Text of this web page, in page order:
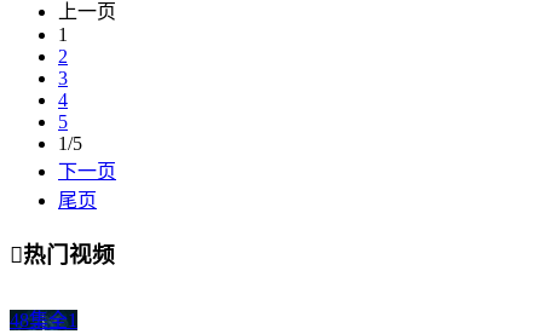
上一页
1
2
3
4
5
1/5
下一页
尾页
热门视频
48集全1